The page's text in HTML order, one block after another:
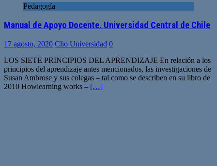
Pedagogía
Manual de Apoyo Docente. Universidad Central de Chile
17 agosto, 2020 Clio Universidad 0
LOS SIETE PRINCIPIOS DEL APRENDIZAJE En relación a los
principios del aprendizaje antes mencionados, las investigaciones de
Susan Ambrose y sus colegas – tal como se describen en su libro de
2010 Howlearning works – […]